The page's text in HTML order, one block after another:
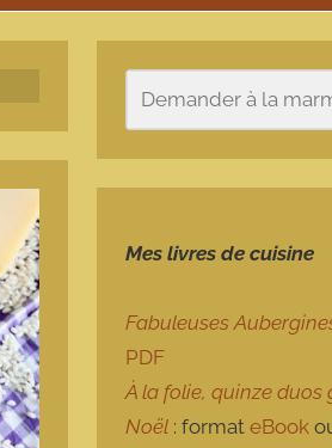
Mes livres de cuisine
Fabuleuses
PDF
À la folie, quinze
Noël : formateBook